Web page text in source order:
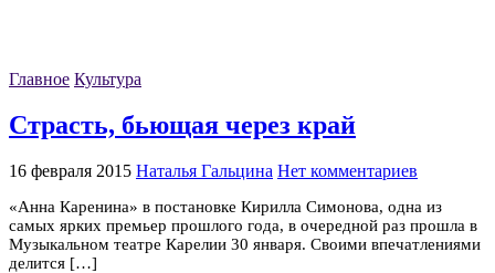
Главное Культура
Страсть, бьющая через край
16 февраля 2015 Наталья Гальцина Нет комментариев
«Анна Каренина» в постановке Кирилла Симонова, одна из
самых ярких премьер прошлого года, в очередной раз прошла в
Музыкальном театре Карелии 30 января. Своими впечатлениями
делится […]